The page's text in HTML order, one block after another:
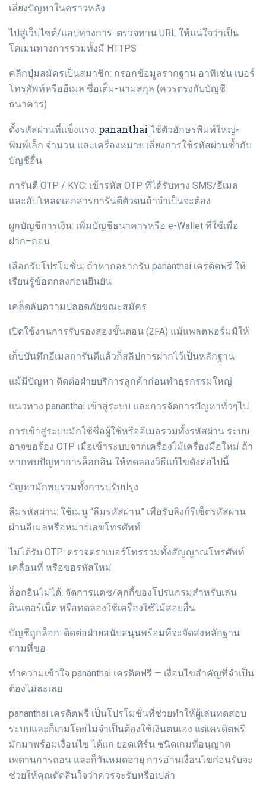
เลี่ยงปัญหาในคราวหลัง
ไปสู่เว็บไซต์/แอปทางการ: ตรวจทาน URL ให้แน่ใจว่าเป็น
โดเมนทางการรวมทั้งมี HTTPS
คลิกปุ่มสมัครเป็นสมาชิก: กรอกข้อมูลรากฐาน อาทิเช่น เบอร์
โทรศัพท์หรืออีเมล ชื่อเต็ม-นามสกุล (ควรตรงกับบัญชี
ธนาคาร)
ตั้งรหัสผ่านที่แข็งแรง: pananthai ใช้ตัวอักษรพิมพ์ใหญ่-
พิมพ์เล็ก จำนวน และเครื่องหมาย เลี่ยงการใช้รหัสผ่านซ้ำกับ
บัญชีอื่น
การันตี OTP / KYC: เข้ารหัส OTP ที่ได้รับทาง SMS/อีเมล
และอัปโหลดเอกสารการันตีตัวตนถ้าจำเป็นจะต้อง
ผูกบัญชีการเงิน: เพิ่มบัญชีธนาคารหรือ e-Wallet ที่ใช้เพื่อ
ฝาก–ถอน
เลือกรับโปรโมชั่น: ถ้าหากอยากรับ pananthai เครดิตฟรี ให้
เรียนรู้ข้อตกลงก่อนยืนยัน
เคล็ดลับความปลอดภัยขณะสมัคร
เปิดใช้งานการรับรองสองขั้นตอน (2FA) แม้แพลตฟอร์มมีให้
เก็บบันทึกอีเมลการันตีแล้วก็สลิปการฝากไว้เป็นหลักฐาน
แม้มีปัญหา ติดต่อฝ่ายบริการลูกค้าก่อนทำธุรกรรมใหญ่
แนวทาง pananthai เข้าสู่ระบบ และการจัดการปัญหาทั่วๆไป
การเข้าสู่ระบบมักใช้ชื่อผู้ใช้หรืออีเมลรวมทั้งรหัสผ่าน ระบบ
อาจขอร้อง OTP เมื่อเข้าระบบจากเครื่องไม้เครื่องมือใหม่ ถ้า
หากพบปัญหาการล็อกอิน ให้ทดลองวิธีแก้ไขดังต่อไปนี้
ปัญหามักพบรวมทั้งการปรับปรุง
ลืมรหัสผ่าน: ใช้เมนู “ลืมรหัสผ่าน” เพื่อรับลิงก์รีเซ็ตรหัสผ่าน
ผ่านอีเมลหรือหมายเลขโทรศัพท์
ไม่ได้รับ OTP: ตรวจตราเบอร์โทรรวมทั้งสัญญาณโทรศัพท์
เคลื่อนที่ หรือขอรหัสใหม่
ล็อกอินไม่ได้: จัดการแคช/คุกกี้ของโปรแกรมสำหรับเล่น
อินเตอร์เน็ต หรือทดลองใช้เครื่องใช้ไม้สอยอื่น
บัญชีถูกล็อก: ติดต่อฝ่ายสนับสนุนพร้อมที่จะจัดส่งหลักฐาน
ตามที่ขอ
ทำความเข้าใจ pananthai เครดิตฟรี — เงื่อนไขสำคัญที่จำเป็น
ต้องไม่ละเลย
pananthai เครดิตฟรี เป็นโปรโมชั่นที่ช่วยทำให้ผู้เล่นทดสอบ
ระบบและก็เกมโดยไม่จำเป็นต้องใช้เงินตนเอง แต่เครดิตฟรี
มักมาพร้อมเงื่อนไข ได้แก่ ยอดเทิร์น ชนิดเกมที่อนุญาต
เพดานการถอน และก็วันหมดอายุ การอ่านเงื่อนไขก่อนรับจะ
ช่วยให้คุณตัดสินใจว่าควรจะรับหรือเปล่า